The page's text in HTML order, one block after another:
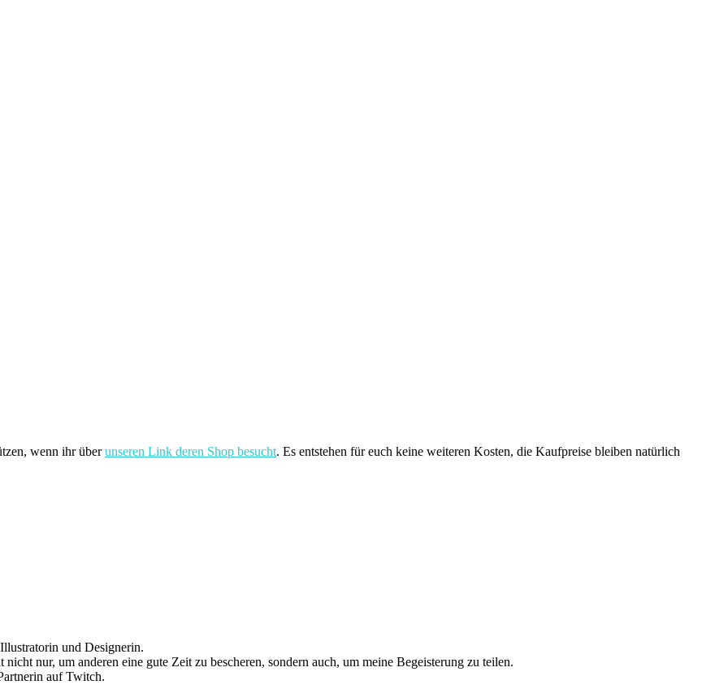
wenn ihr überunseren Link deren Shop besucht. Es entstehen für euch keine weiteren Kosten, die Kaufpreise bleiben natürlich
und Designerin.
nur, um anderen eine gute Zeit zu bescheren, sondern auch, um meine Begeisterung zu teilen.
auf Twitch.